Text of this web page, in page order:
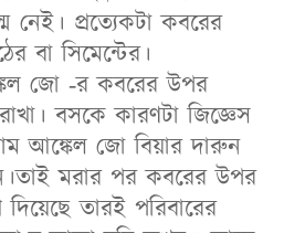
নেই। প্রত্যেকটা কবরের
বা সিমেন্টের।
জো -র কবরের উপর
বসকে কারণটা জিজ্ঞেস
আঙ্কেল জো বিয়ার দারুন
মরার পর কবরের উপর
তারই পরিবারের